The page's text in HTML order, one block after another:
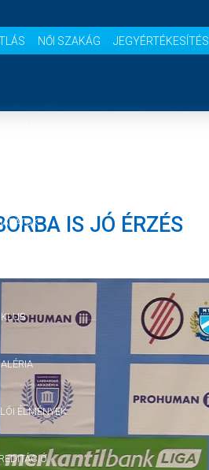
NŐI SZAKÁG JEGYÉRTÉKESÍTÉS
KLUB
ÉLMÉNYEK
IS JÓ ÉRZÉS